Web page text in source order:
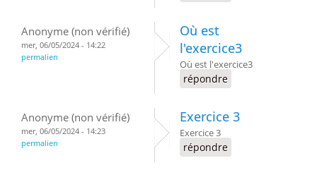
Anonyme (non vérifié)
mer, 06/05/2024 - 14:22
permalien
Où est
l'exercice3
Où est l'exercice3
répondre
Anonyme (non vérifié)
mer, 06/05/2024 - 14:23
permalien
Exercice 3
Exercice 3
répondre